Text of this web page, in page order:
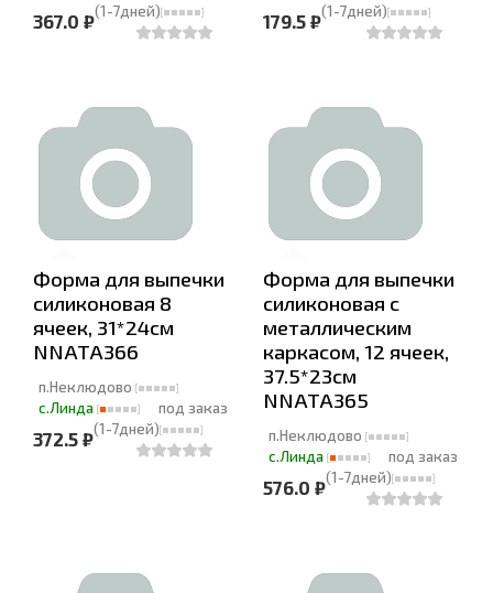
(1-7дней)
367.0 ₽
(1-7дней)
179.5 ₽
Форма для выпечки
силиконовая 8
ячеек, 31*24см
NNATA366
п.Неклюдово
с.Линда
под заказ
(1-7дней)
372.5 ₽
Форма для выпечки
силиконовая с
металлическим
каркасом, 12 ячеек,
37.5*23см
NNATA365
п.Неклюдово
с.Линда
под заказ
(1-7дней)
576.0 ₽